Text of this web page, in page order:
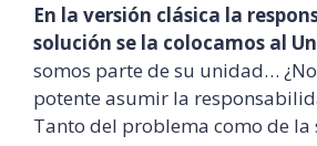
En la versión clásica la
solución se la colocamos al
somos parte de su unidad…
potente asumir la
Tanto del problema como de la